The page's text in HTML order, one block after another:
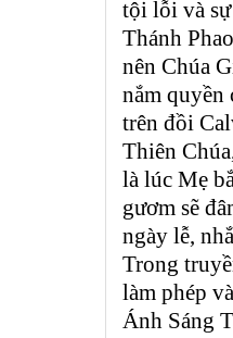
tội lỗi và
Thánh
nên Chúa
nắm quyền
trên đồi
Thiên
là lúc Mẹ
gươm sẽ
ngày lễ,
Trong
làm phép
Ánh Sáng